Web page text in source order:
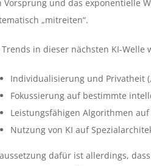
Vorsprung und das exponentielle
„mitreiten“.
Trends in dieser nächsten KI-Welle
Individualisierung und Privatheit
Fokussierung auf bestimmte
Leistungsfähigen Algorithmen
Nutzung von KI auf
dafür ist allerdings,